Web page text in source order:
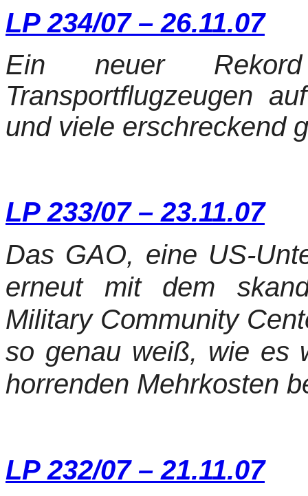
LP 234/07 – 26.11.07
Ein neuer
Transportflugzeugen
und viele erschreckend
LP 233/07 – 23.11.07
Das GAO, eine US-
erneut mit dem
Military Community
so genau weiß, wie es
horrenden Mehrkosten
LP 232/07 – 21.11.07